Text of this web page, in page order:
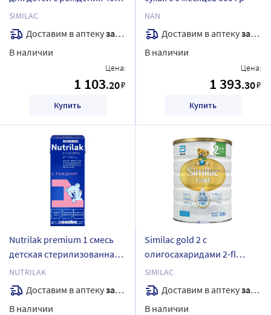
гр
SIMILAC
Доставим в аптекузавтра
В наличии
Цена:
1 103.20₽
Купить
NAN
Доставим в аптекузавтра
В наличии
Цена:
1 393.30₽
Купить
Nutrilak premium 1 смесь
детская стерилизованная
молочная адаптированная
начальная 200 мл
NUTRILAK
Доставим в аптекузавтра
В наличии
Similac gold 2 с
олигосахаридами 2-fl
смесь сухая молочная для
детей 800 гр
SIMILAC
Доставим в аптекузавтра
В наличии